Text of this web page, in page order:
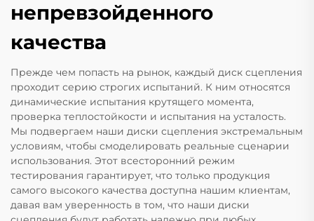
непревзойденного
качества
Прежде чем попасть на рынок, каждый диск сцепления
проходит серию строгих испытаний. К ним относятся
динамические испытания крутящего момента,
проверка теплостойкости и испытания на усталость.
Мы подвергаем наши диски сцепления экстремальным
условиям, чтобы смоделировать реальные сценарии
использования. Этот всесторонний режим
тестирования гарантирует, что только продукция
самого высокого качества доступна нашим клиентам,
давая вам уверенность в том, что наши диски